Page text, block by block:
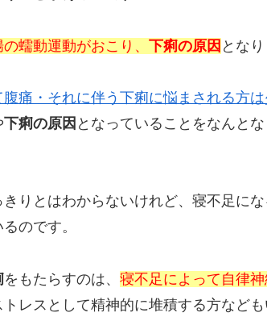
蠕動運動がおこり、 下痢の原因 となり
痛・それに伴う下痢に悩まされる方
下痢の原因 となっていることをなんと
りとはわからないけれど、寝不足に
のです。
をもたらすのは、 寝不足によって自律
レスとして精神的に堆積する方なども